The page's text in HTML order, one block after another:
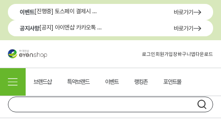
이벤트 [진행중] 토스페이 결제시 최대 1.3만원 혜택 바로가기
공지사항 [공지] 아이엔샵 카카오톡 1:1 문의 채널 이용 안내 바로가기
로그인회원가입장바구니앱다운로드
브랜드샵 특약브랜드 이벤트 랭킹존 포인트몰